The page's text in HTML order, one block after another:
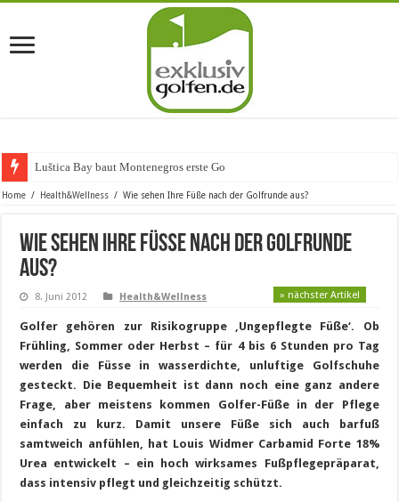
Luštica Bay baut Montenegros erste Golf-Comm
Home / Health&Wellness / Wie sehen Ihre Füße nach der Golfrunde aus?
Wie sehen Ihre Füße nach der Golfrunde
aus?
8. Juni 2012 Health&Wellness » nächster Artikel
Golfer gehören zur Risikogruppe ‚Ungepflegte Füße‘. Ob
Frühling, Sommer oder Herbst – für 4 bis 6 Stunden pro Tag
werden die Füsse in wasserdichte, unluftige Golfschuhe
gesteckt. Die Bequemheit ist dann noch eine ganz andere
Frage, aber meistens kommen Golfer-Füße in der Pflege
einfach zu kurz. Damit unsere Füße sich auch barfuß
samtweich anfühlen, hat Louis Widmer Carbamid Forte 18%
Urea entwickelt – ein hoch wirksames Fußpflegepräparat,
dass intensiv pflegt und gleichzeitig schützt.